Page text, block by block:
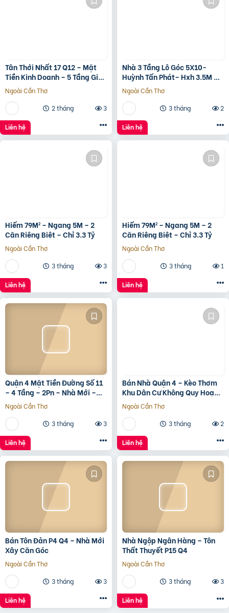
Tân Thới Nhất 17 Q12 – Mặt
Tiền Kinh Doanh – 5 Tầng Giá
13.6 Tỷ
Ngoài Cần Thơ
2 tháng
3
Liên hệ
Nhà 3 Tầng Lô Góc 5X10-
Huỳnh Tấn Phát– Hxh 3.5M –
Kinh Doanh Tốt – Shr Hoàn
Công Đủ- Giá 3 Tỷ Hơn.
Ngoài Cần Thơ
3 tháng
2
Liên hệ
Hiếm 79M² – Ngang 5M – 2
Căn Riêng Biệt – Chỉ 3.3 Tỷ
Ngoài Cần Thơ
3 tháng
3
Liên hệ
Hiếm 79M² – Ngang 5M – 2
Căn Riêng Biệt – Chỉ 3.3 Tỷ
Ngoài Cần Thơ
3 tháng
1
Liên hệ
Quận 4 Mặt Tiền Đường Số 11
– 4 Tầng – 2Pn – Nhà Mới –
7.35 Tỷ Tl
Ngoài Cần Thơ
3 tháng
3
Liên hệ
Bán Nhà Quận 4 – Kèo Thơm
Khu Dân Cư Không Quy Hoạch
Cách Mặt Tiền Xóm Chiếu
30M
Ngoài Cần Thơ
3 tháng
2
Liên hệ
Bán Tôn Đản P4 Q4 – Nhà Mới
Xây Căn Góc
Ngoài Cần Thơ
3 tháng
3
Liên hệ
Nhà Ngộp Ngân Hàng – Tôn
Thất Thuyết P15 Q4
Ngoài Cần Thơ
3 tháng
3
Liên hệ